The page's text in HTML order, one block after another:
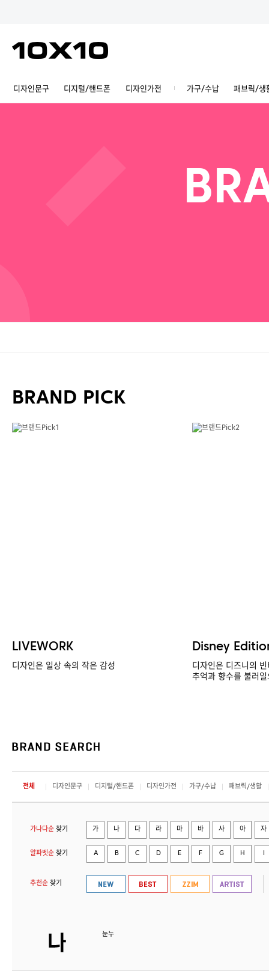
디자인문구 디지털/핸드폰 디자인가전 가구/수납 패브릭/생
BRAND PICK
LIVEWORK
디자인은 일상 속의 작은 감성
Disney
디자인은 디즈니의
추억과 향수를 불러
전체 디자인문구 디지털/핸드폰 디자인가전 가구/수납 패브릭/생활
가나다순 찾기 가 나 다 라 마 바 사 아 자
알파벳순 찾기 A B C D E F G H
추천순 찾기
눈누